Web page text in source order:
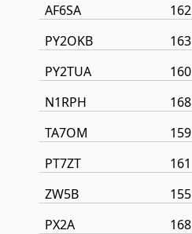
AF6SA
162
PY2OKB
163
PY2TUA
160
N1RPH
168
TA7OM
159
PT7ZT
161
ZW5B
155
PX2A
168